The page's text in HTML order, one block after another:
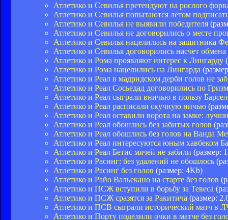
Атлетико и Севилья претендуют на рослого
Атлетико и Севилья попытаются летом
Атлетико и Севилья не выявили победителя
Атлетико и Севилья не договорились о месте
Атлетико и Севилья нацелились на защитника
Атлетико и Севилья договорились насчет
Атлетико и Рома проявляют интерес к Лингарду
Атлетико и Рома нацелились на Лингарда
Атлетико и Реал в мадридском дерби голов не
Атлетико и Реал Сосьедад договорились по
Атлетико и Реал сыграли вничью в пользу
Атлетико и Реал расписали скучную ничью
Атлетико и Реал оставили ворота на замке:
Атлетико и Реал обошлись без забитых голов
Атлетико и Реал обошлись без голов на Ванда
Атлетико и Реал интересуются юным хавбеком
Атлетико и Реал Бетис мячей не забили (размер:
Атлетико и Расинг: без удалений не обошлось
Атлетико и Расинг без голов (размер: 4Kb)
Атлетико и Райо Вальекано на старте без голов
Атлетико и ПСЖ вступили в борьбу за Тевеса
Атлетико и ПСЖ сразятся за Ракитича (размер:
Атлетико и ПСВ сыграли исторический матч в
Атлетико и Порту поделили очки в матче без